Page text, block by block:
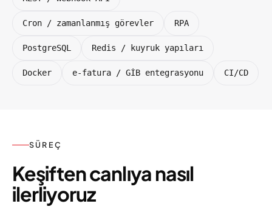
Cron / zamanlanmış görevler RPA
PostgreSQL Redis / kuyruk yapıları
Docker e-fatura / GİB entegrasyonu CI/CD
SÜREÇ
Keşiften canlıya nasıl
ilerliyoruz